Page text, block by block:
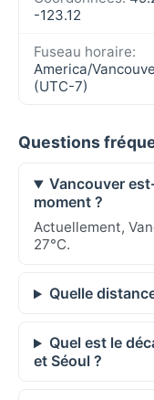
-123.12
Fuseau horaire:
America/
(UTC-7)
Questions
Vancouver
moment ?
Actuellement,
27°C.
Quelle
Quel est le
et Séoul ?